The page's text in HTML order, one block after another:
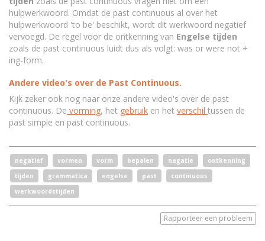
hulpwerkwoord. Omdat de past continuous al over het
hulpwerkwoord 'to be' beschikt, wordt dit werkwoord negatief
vervoegd. De regel voor de ontkenning van Engelse tijden
zoals de past continuous luidt dus als volgt: was or were not +
ing-form.
Andere video's over de Past Continuous.
Kijk zeker ook nog naar onze andere video's over de past
continuous. De vorming, het gebruik en het verschil tussen de
past simple en past continuous.
negatief vormen vorm bepalen negatie
ontkenning
tijden
grammatica engelse past
continuous
werkwoordstijden
Rapporteer een probleem